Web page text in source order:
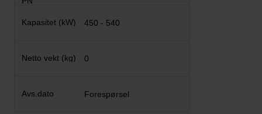
450 - 540
0
Forespørsel